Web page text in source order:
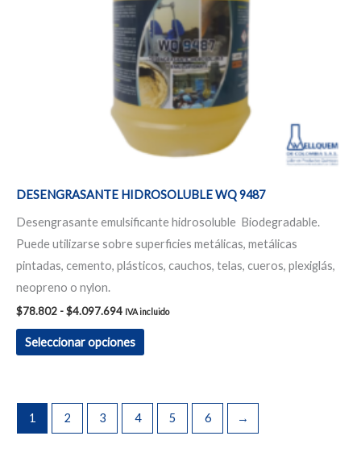
DESENGRASANTE HIDROSOLUBLE WQ 9487
Desengrasante emulsificante hidrosoluble Biodegradable.
Puede utilizarse sobre superficies metálicas, metálicas
pintadas, cemento, plásticos, cauchos, telas, cueros, plexiglás,
neopreno o nylon.
$78.802 -$4.097.694 IVA incluido
Seleccionar opciones
se
pueden
elegir
en
la
producto
1 2 3 4 5 6 →